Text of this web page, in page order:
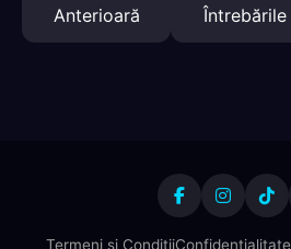
Anterioară
Întrebările
Termeni și CondițiiConfidențialitate